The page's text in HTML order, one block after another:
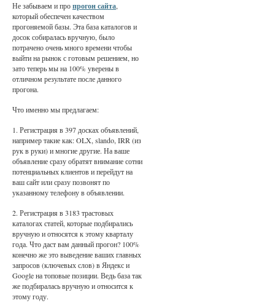
Не забываем и пропрогон сайта,
который обеспечен качеством
прогоняемой базы. Эта база каталогов и
досок собиралась вручную, было
потрачено очень много времени чтобы
выйти на рынок с готовым решением, но
зато теперь мы на 100% уверены в
отличном результате после данного
прогона.
Что именно мы предлагаем:
1. Регистрация в 397 досках объявлений,
например такие как: OLX, slando, IRR (из
рук в руки) и многие другие. На ваше
объявление сразу обратят внимание сотни
потенциальных клиентов и перейдут на
ваш сайт или сразу позвонят по
указанному телефону в объявлении.
2. Регистрация в 3183 трастовых
каталогах статей, которые подбирались
вручную и относятся к этому кварталу
года. Что даст вам данный прогон? 100%
конечно же это выведение ваших главных
запросов (ключевых слов) в Яндекс и
Google на топовые позиции. Ведь база так
же подбиралась вручную и относится к
этому году.